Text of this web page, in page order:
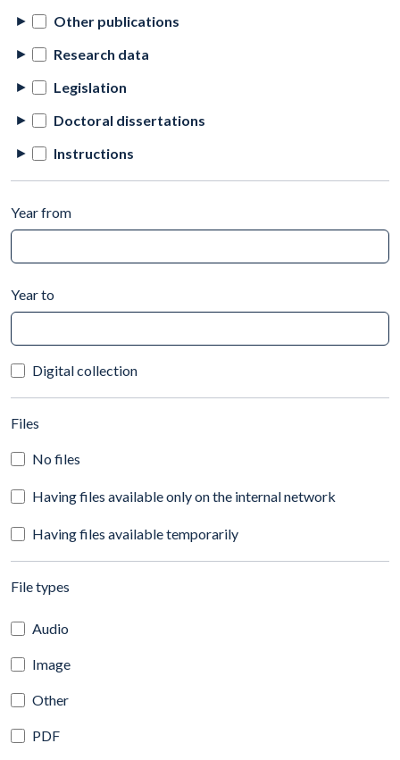
Other publications
Research data
Legislation
Doctoral dissertations
Instructions
Year from
Year to
Digital collection
Files
No files
Having files available only on the internal network
Having files available temporarily
File types
Audio
Image
Other
PDF